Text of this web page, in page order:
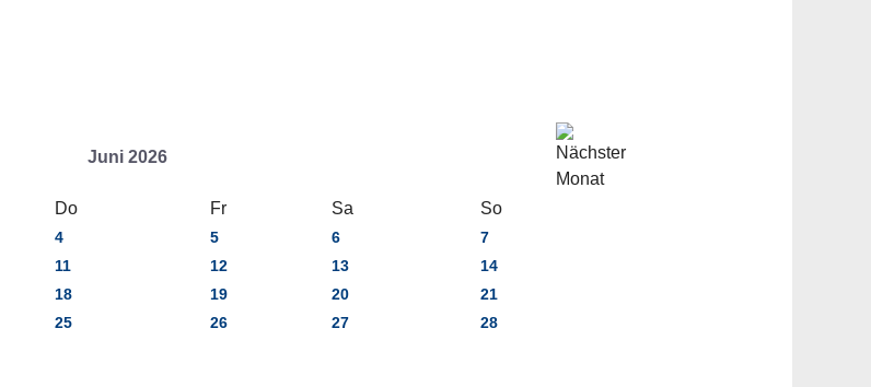
Juni 2026
Do Fr Sa So
4 5 6
7
11 12 13
14
18 19 20
21
25 26 27
28